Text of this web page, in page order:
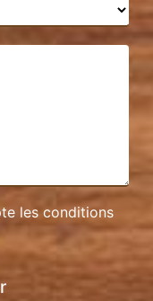
les conditions